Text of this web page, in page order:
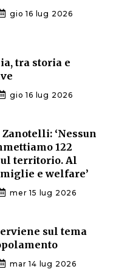
gio 16 lug 2026
tra storia e
gio 16 lug 2026
‘Nessun
122
territorio. Al
e welfare’
mer 15 lug 2026
sul tema
mar 14 lug 2026